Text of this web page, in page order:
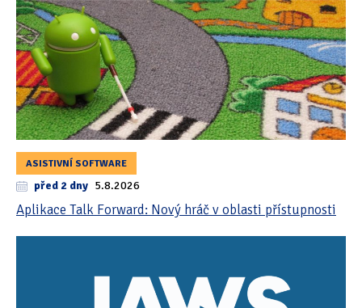
ASISTIVNÍ SOFTWARE
před 2 dny 5.8.2026
Aplikace Talk Forward: Nový hráč v oblasti přístupnosti